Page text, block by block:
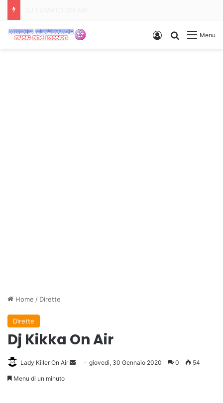
Menu
Ricerca
Accedi
Home / Dirette
Dirette
Dj Kikka On Air
Lady Killer On Air
Invia giovedì, 30 Gennaio 2020 0 54
Menu di un minuto